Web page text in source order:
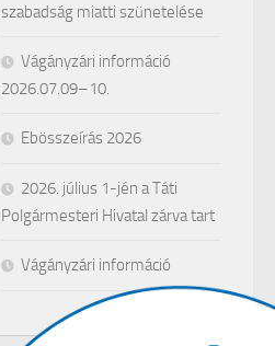
szabadság miatti szünetelése
Vágányzári információ
2026.07.09–10.
Ebösszeírás 2026
2026. július 1-jén a Táti
Polgármesteri Hivatal zárva tart
Vágányzári információ